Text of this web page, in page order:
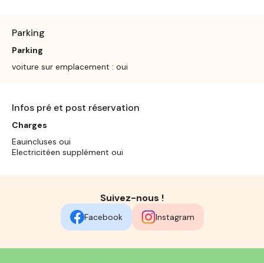
Parking
Parking
voiture sur emplacement : oui
Infos pré et post réservation
Charges
Eauincluses oui
Electricitéen supplément oui
Suivez-nous !
Facebook Instagram